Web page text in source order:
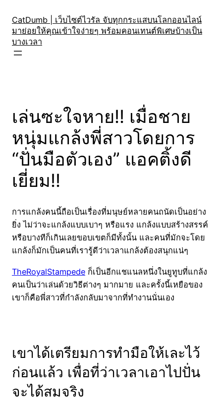
content
CatDumb | เว็บไซต์ไวรัล จับทุกกระแสบนโลกออนไลน์
มาย่อยให้คุณเข้าใจง่ายๆ พร้อมคอนเทนต์พิเศษบ้างเป็น
บางเวลา
เล่นซะใจหาย!! เมื่อชาย
หนุ่มแกล้งพี่สาวโดยการ
“ปั่นมือตัวเอง” แอคติ้งดี
เยี่ยม!!
การแกล้งคนนี้ถือเป็นเรื่องที่มนุษย์หลายคนถนัดเป็นอย่าง
ยิ่ง ไม่ว่าจะแกล้งแบบเบาๆ หรือแรง แกล้งแบบสร้างสรรค์
หรือบางทีก็เกินเลยขอบเขตก็มีทั้งนั้น และคนที่มักจะโดย
แกล้งก็มักเป็นคนที่เรารู้ดีว่าเวลาแกล้งต้องสนุกแน่ๆ
TheRoyalStampede ก็เป็นอีกแชแนลหนึ่งในยูทูบที่แกล้ง
คนเป็นว่าเล่นด้วยวิธีต่างๆ มากมาย และครั้งนี้เหยือของ
เขาก็คือพี่สาวที่กำลังกลับมาจากที่ทำงานนั่นเอง
เขาได้เตรียมการทำมือให้เละไว้
ก่อนแล้ว เพื่อที่ว่าเวลาเอาไปปั่น
จะได้สมจริง